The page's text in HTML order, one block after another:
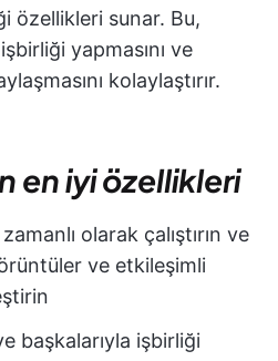
özellikleri sunar. Bu,
yapmasını ve
kolaylaştırır.
en iyi özellikleri
olarak çalıştırın ve
ve etkileşimli
başkalarıyla işbirliği